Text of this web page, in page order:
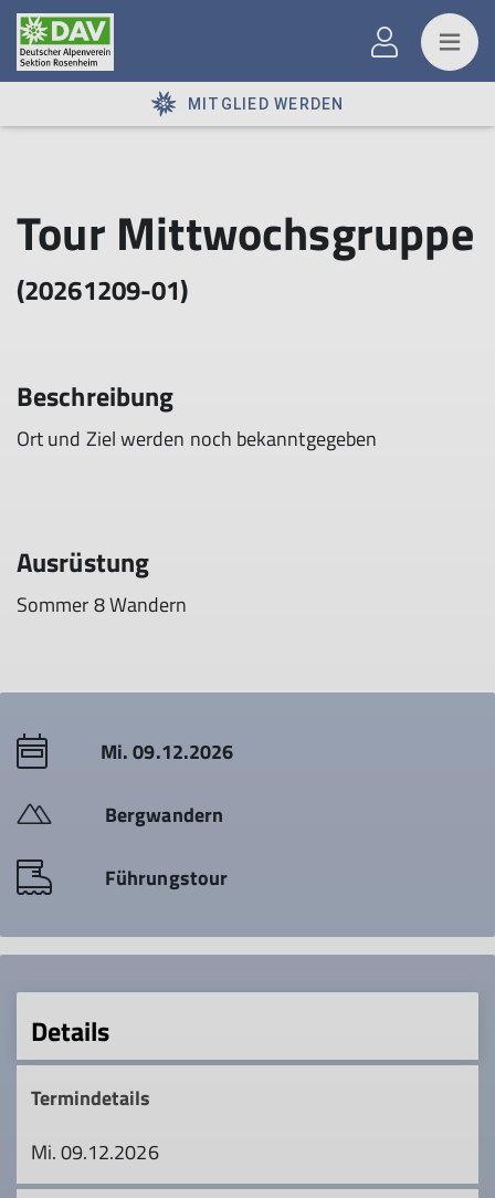
MITGLIED WERDEN
Tour Mittwochsgruppe
(20261209-01)
Beschreibung
Ort und Ziel werden noch bekanntgegeben
Ausrüstung
Sommer 8 Wandern
Mi. 09.12.2026
Bergwandern
Führungstour
Details
Termindetails
Mi. 09.12.2026